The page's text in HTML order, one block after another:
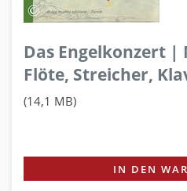
Das Engelkonzert |
Flöte, Streicher,
(14,1 MB)
IN DEN